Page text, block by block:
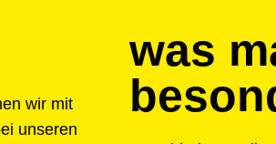
wir mit
unseren
was